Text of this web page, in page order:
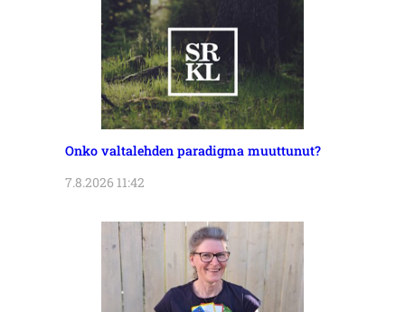
Onko valtalehden paradigma muuttunut?
7.8.2026 11:42